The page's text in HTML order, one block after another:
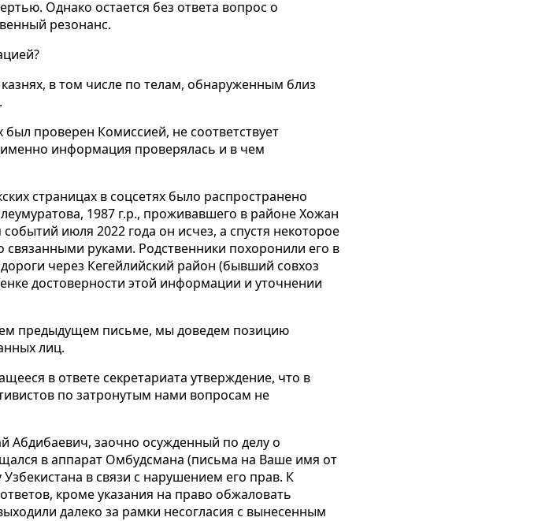
Однако остается без ответа вопрос о
резонанс.
в том числе по телам, обнаруженным близ
проверен Комиссией, не соответствует
информация проверялась и в чем
страницах в соцсетях было распространено
1987 г.р., проживавшего в районе Хожан
июля 2022 года он исчез, а спустя некоторое
руками. Родственники похоронили его в
через Кегейлийский район (бывший совхоз
достоверности этой информации и уточнении
предыдущем письме, мы доведем позицию
лиц.
в ответе секретариата утверждение, что в
по затронутым нами вопросам не
Абдибаевич, заочно осужденный по делу о
в аппарат Омбудсмана (письма на Ваше имя от
в связи с нарушением его прав. К
кроме указания на право обжаловать
далеко за рамки несогласия с вынесенным